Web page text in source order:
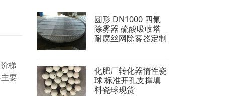
梯
要
圆形 DN1000 四氟
除雾器 硫酸吸收塔
耐腐丝网除雾器定制
化肥厂转化器惰性瓷
球 标准开孔支撑填
料瓷球现货